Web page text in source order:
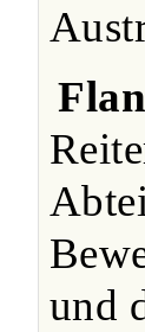
und